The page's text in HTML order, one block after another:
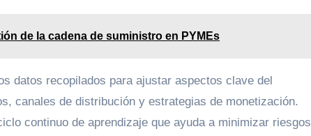
de la cadena de suministro en PYMEs
datos recopilados para ajustar aspectos clave del
canales de distribución y estrategias de monetización.
continuo de aprendizaje que ayuda a minimizar riesgos